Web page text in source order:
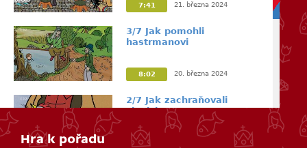
7:41 21. března 2024
3/7 Jak pomohli
hastrmanovi
8:02 20. března 2024
2/7 Jak zachraňovali
slepici
8:02
Hra k pořadu